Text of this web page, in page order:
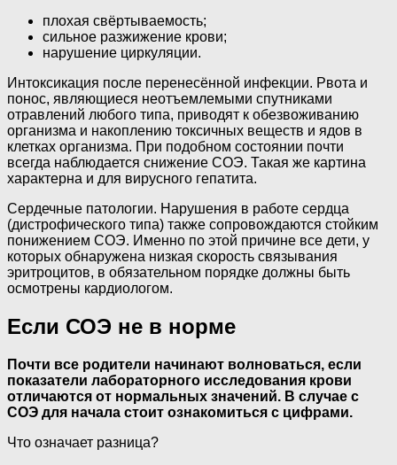
плохая свёртываемость;
сильное разжижение крови;
нарушение циркуляции.
Интоксикация после перенесённой инфекции. Рвота и
понос, являющиеся неотъемлемыми спутниками
отравлений любого типа, приводят к обезвоживанию
организма и накоплению токсичных веществ и ядов в
клетках организма. При подобном состоянии почти
всегда наблюдается снижение СОЭ. Такая же картина
характерна и для вирусного гепатита.
Сердечные патологии. Нарушения в работе сердца
(дистрофического типа) также сопровождаются стойким
понижением СОЭ. Именно по этой причине все дети, у
которых обнаружена низкая скорость связывания
эритроцитов, в обязательном порядке должны быть
осмотрены кардиологом.
Если СОЭ не в норме
Почти все родители начинают волноваться, если
показатели лабораторного исследования крови
отличаются от нормальных значений. В случае с
СОЭ для начала стоит ознакомиться с цифрами.
Что означает разница?